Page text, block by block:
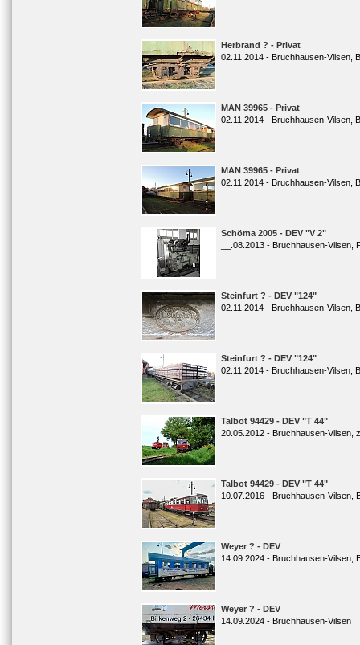
Herbrand ? - Privat
02.11.2014 - Bruchhausen-Vilsen,
MAN 39965 - Privat
02.11.2014 - Bruchhausen-Vilsen,
MAN 39965 - Privat
02.11.2014 - Bruchhausen-Vilsen,
Schöma 2005 - DEV "V 2"
__.08.2013 - Bruchhausen-Vilsen,
Steinfurt ? - DEV "124"
02.11.2014 - Bruchhausen-Vilsen,
Steinfurt ? - DEV "124"
02.11.2014 - Bruchhausen-Vilsen,
Talbot 94429 - DEV "T 44"
20.05.2012 - Bruchhausen-Vilsen,
Talbot 94429 - DEV "T 44"
10.07.2016 - Bruchhausen-Vilsen,
Weyer ? - DEV
14.09.2024 - Bruchhausen-Vilsen,
Weyer ? - DEV
14.09.2024 - Bruchhausen-Vilsen